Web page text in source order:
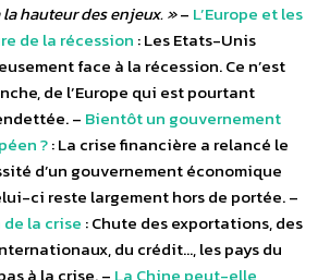
hauteur des enjeux. »– L’Europe et les
de la récession : Les Etats-Unis
face à la récession. Ce n’est
de l’Europe qui est pourtant
– Bientôt un gouvernement
?: La crise financière a relancé le
d’un gouvernement économique
ci reste largement hors de portée. –
la crise : Chute des exportations, des
du crédit…, les pays du